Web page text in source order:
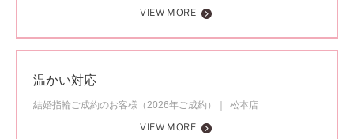
VIEW MORE
温かい対応
結婚指輪ご成約のお客様（2026年ご成約）
松本店
VIEW MORE